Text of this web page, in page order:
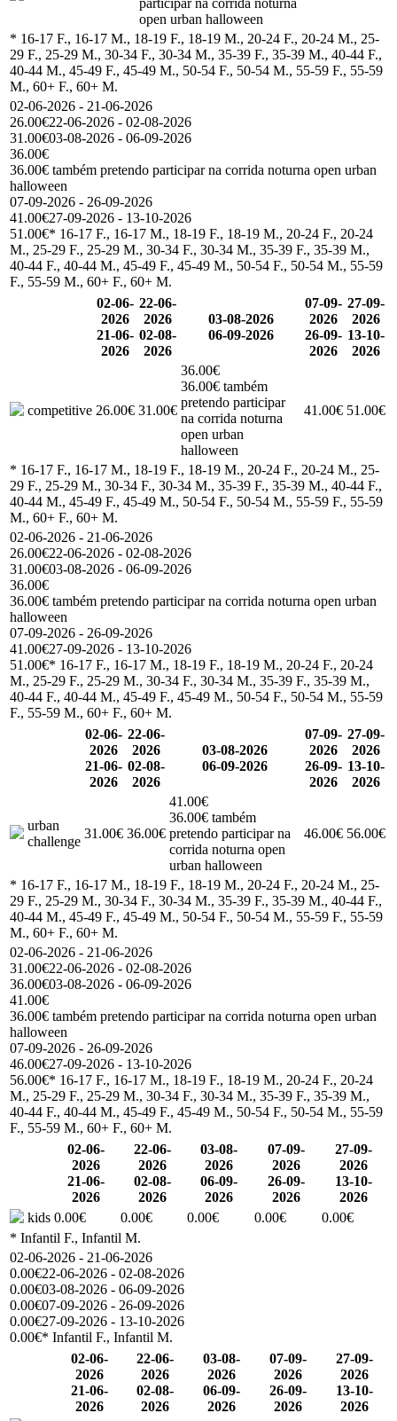
participar na corrida noturna
open urban halloween
* 16-17 F., 16-17 M., 18-19 F., 18-19 M., 20-24 F., 20-24 M., 25-
29 F., 25-29 M., 30-34 F., 30-34 M., 35-39 F., 35-39 M., 40-44 F.,
40-44 M., 45-49 F., 45-49 M., 50-54 F., 50-54 M., 55-59 F., 55-59
M., 60+ F., 60+ M.
02-06-2026 - 21-06-2026
26.00€22-06-2026 - 02-08-2026
31.00€03-08-2026 - 06-09-2026
36.00€
36.00€ também pretendo participar na corrida noturna open urban
halloween
07-09-2026 - 26-09-2026
41.00€27-09-2026 - 13-10-2026
51.00€* 16-17 F., 16-17 M., 18-19 F., 18-19 M., 20-24 F., 20-24
M., 25-29 F., 25-29 M., 30-34 F., 30-34 M., 35-39 F., 35-39 M.,
40-44 F., 40-44 M., 45-49 F., 45-49 M., 50-54 F., 50-54 M., 55-59
F., 55-59 M., 60+ F., 60+ M.
02-06-
2026
21-06-
2026
22-06-
2026
02-08-
2026
03-08-2026
06-09-2026
07-09-
2026
26-09-
2026
27-09-
2026
13-10-
2026
competitive 26.00€ 31.00€
36.00€
36.00€ também
pretendo participar
na corrida noturna
open urban
halloween
41.00€ 51.00€
* 16-17 F., 16-17 M., 18-19 F., 18-19 M., 20-24 F., 20-24 M., 25-
29 F., 25-29 M., 30-34 F., 30-34 M., 35-39 F., 35-39 M., 40-44 F.,
40-44 M., 45-49 F., 45-49 M., 50-54 F., 50-54 M., 55-59 F., 55-59
M., 60+ F., 60+ M.
02-06-2026 - 21-06-2026
26.00€22-06-2026 - 02-08-2026
31.00€03-08-2026 - 06-09-2026
36.00€
36.00€ também pretendo participar na corrida noturna open urban
halloween
07-09-2026 - 26-09-2026
41.00€27-09-2026 - 13-10-2026
51.00€* 16-17 F., 16-17 M., 18-19 F., 18-19 M., 20-24 F., 20-24
M., 25-29 F., 25-29 M., 30-34 F., 30-34 M., 35-39 F., 35-39 M.,
40-44 F., 40-44 M., 45-49 F., 45-49 M., 50-54 F., 50-54 M., 55-59
F., 55-59 M., 60+ F., 60+ M.
02-06-
2026
21-06-
2026
22-06-
2026
02-08-
2026
03-08-2026
06-09-2026
07-09-
2026
26-09-
2026
27-09-
2026
13-10-
2026
urban
challenge
31.00€ 36.00€
41.00€
36.00€ também
pretendo participar na
corrida noturna open
urban halloween
46.00€ 56.00€
* 16-17 F., 16-17 M., 18-19 F., 18-19 M., 20-24 F., 20-24 M., 25-
29 F., 25-29 M., 30-34 F., 30-34 M., 35-39 F., 35-39 M., 40-44 F.,
40-44 M., 45-49 F., 45-49 M., 50-54 F., 50-54 M., 55-59 F., 55-59
M., 60+ F., 60+ M.
02-06-2026 - 21-06-2026
31.00€22-06-2026 - 02-08-2026
36.00€03-08-2026 - 06-09-2026
41.00€
36.00€ também pretendo participar na corrida noturna open urban
halloween
07-09-2026 - 26-09-2026
46.00€27-09-2026 - 13-10-2026
56.00€* 16-17 F., 16-17 M., 18-19 F., 18-19 M., 20-24 F., 20-24
M., 25-29 F., 25-29 M., 30-34 F., 30-34 M., 35-39 F., 35-39 M.,
40-44 F., 40-44 M., 45-49 F., 45-49 M., 50-54 F., 50-54 M., 55-59
F., 55-59 M., 60+ F., 60+ M.
02-06-
2026
21-06-
2026
22-06-
2026
02-08-
2026
03-08-
2026
06-09-
2026
07-09-
2026
26-09-
2026
27-09-
2026
13-10-
2026
kids 0.00€ 0.00€ 0.00€ 0.00€
0.00€
* Infantil F., Infantil M.
02-06-2026 - 21-06-2026
0.00€22-06-2026 - 02-08-2026
0.00€03-08-2026 - 06-09-2026
0.00€07-09-2026 - 26-09-2026
0.00€27-09-2026 - 13-10-2026
0.00€* Infantil F., Infantil M.
02-06-
2026
21-06-
2026
22-06-
2026
02-08-
2026
03-08-
2026
06-09-
2026
07-09-
2026
26-09-
2026
27-09-
2026
13-10-
2026